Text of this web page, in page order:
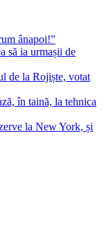
ânapoi!”
să ia urmașii de
de la Rojiște, votat
în taină, la tehnica
la New York, și